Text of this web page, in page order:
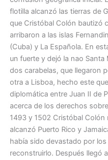
flotilla alcanzó las tierras de
que Cristóbal Colón bautizó
arribaron a las islas
(Cuba) y La Española. En
un fuerte y dejó la nao
dos carabelas, que llegaron
otra a Lisboa, hecho este
diplomática entre Juan II de
acerca de los derechos
1493 y 1502 Cristóbal Colón
alcanzó Puerto Rico y
había sido devastado por
reconstruirlo. Después llegó